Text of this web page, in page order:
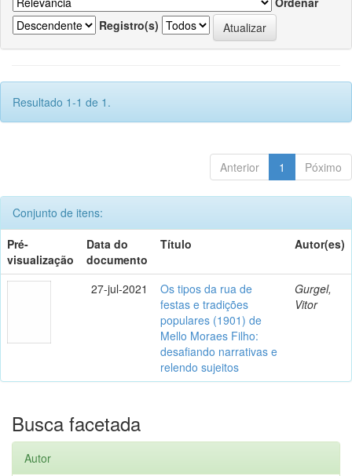
Registro(s)
Resultado 1-1 de 1.
Anterior 1 Póximo
Conjunto de itens:
Pré-
visualização
Data do
documento
Título Autor(es)
27-jul-2021
Os tipos da rua de
festas e tradições
populares (1901) de
Mello Moraes Filho:
desafiando narrativas e
relendo sujeitos
Gurgel,
Vitor
Busca facetada
Autor